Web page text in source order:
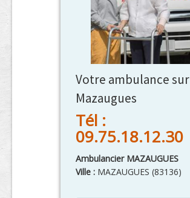
Votre ambulance sur
Mazaugues
Tél :
09.75.18.12.30
Ambulancier MAZAUGUES
Ville : MAZAUGUES (83136)